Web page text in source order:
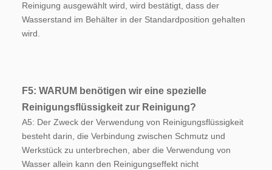
Reinigung ausgewählt wird, wird bestätigt, dass der
Wasserstand im Behälter in der Standardposition gehalten
wird.
F5: WARUM benötigen wir eine spezielle
Reinigungsflüssigkeit zur Reinigung?
A5: Der Zweck der Verwendung von Reinigungsflüssigkeit
besteht darin, die Verbindung zwischen Schmutz und
Werkstück zu unterbrechen, aber die Verwendung von
Wasser allein kann den Reinigungseffekt nicht